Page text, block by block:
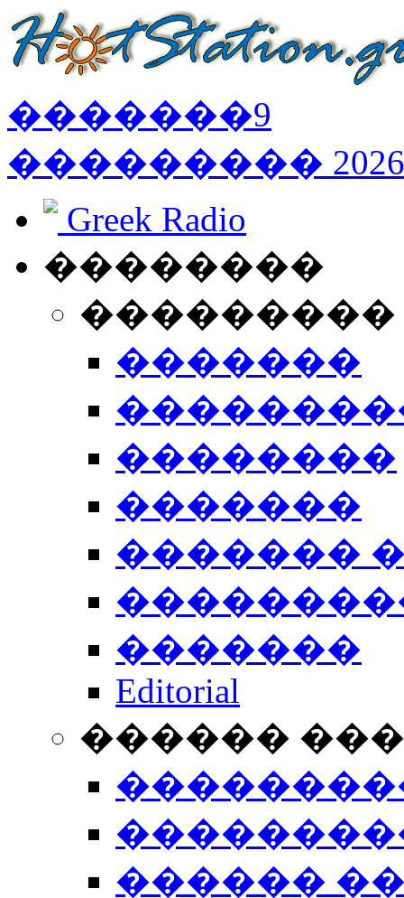
�������9
��������� 2026
Greek Radio
��������
�������
��������
�������
�������
�������
Editorial
������
������